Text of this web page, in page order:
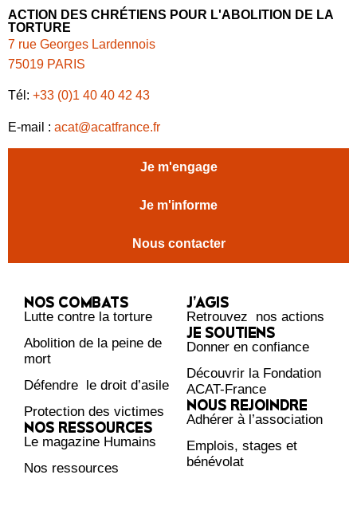
ACTION DES CHRÉTIENS POUR L'ABOLITION DE LA
TORTURE
7 rue Georges Lardennois
75019 PARIS
Tél: +33 (0)1 40 40 42 43
E-mail : acat@acatfrance.fr
Je m'engage
Je m'informe
Nous contacter
NOS COMBATS
Lutte contre la torture
Abolition de la peine de
mort
Défendre le droit d’asile
Protection des victimes
NOS RESSOURCES
Le magazine Humains
Nos ressources
J’AGIS
Retrouvez nos actions
JE SOUTIENS
Donner en confiance
Découvrir la Fondation
ACAT-France
NOUS REJOINDRE
Adhérer à l’association
Emplois, stages et
bénévolat